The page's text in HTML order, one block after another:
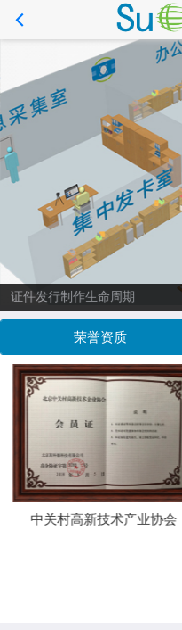
证件发行制作生命周期
荣誉资质
中关村高新技术产业协会